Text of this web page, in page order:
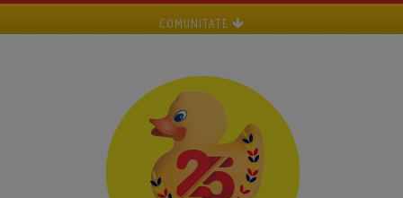
COMUNITATE